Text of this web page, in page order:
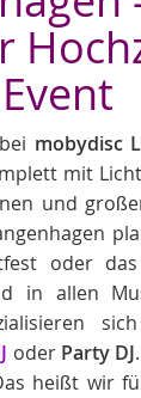
mobydisc
mit
und
oder
in allen
oder Party DJ
heißt wir